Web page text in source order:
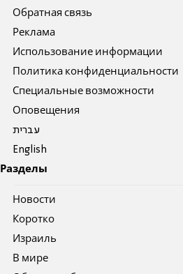
Обратная связь
Реклама
Использование информации
Политика конфиденциальности
Специальные возможности
Оповещения
עברית
English
Разделы
Новости
Коротко
Израиль
В мире